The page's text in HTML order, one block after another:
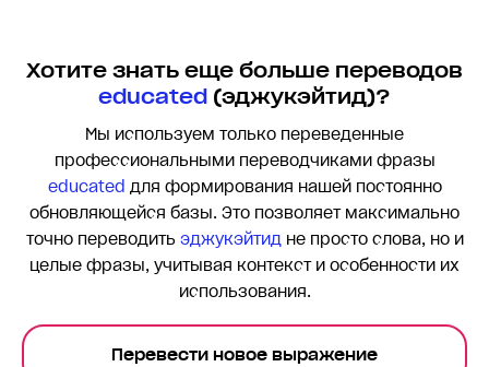
Хотите знать еще больше переводов
educated (эджукэйтид)?
Мы используем только переведенные
профессиональными переводчиками фразы
educated для формирования нашей постоянно
обновляющейся базы. Это позволяет максимально
точно переводить эджукэйтидне просто слова, но и
целые фразы, учитывая контекст и особенности их
использования.
Перевести новое выражение